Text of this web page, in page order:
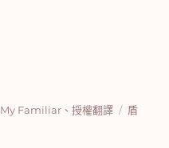
】My Friend is My
Familiar 、授權翻譯
標
盾